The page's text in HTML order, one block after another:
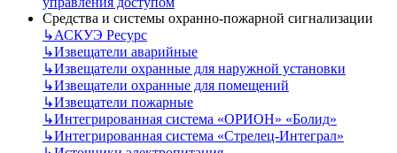
Средства и системы охранно-пожарной сигнализации
↳АСКУЭ Ресурс
↳Извещатели аварийные
↳Извещатели охранные для наружной установки
↳Извещатели охранные для помещений
↳Извещатели пожарные
↳Интегрированная система «ОРИОН» «Болид»
↳Интегрированная система «Стрелец-Интеграл»